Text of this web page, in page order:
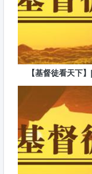
【基督徒看天下